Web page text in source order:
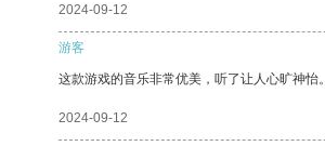
2024-09-12
游客
这款游戏的音乐非常优美，听了让人心旷神怡。
2024-09-12